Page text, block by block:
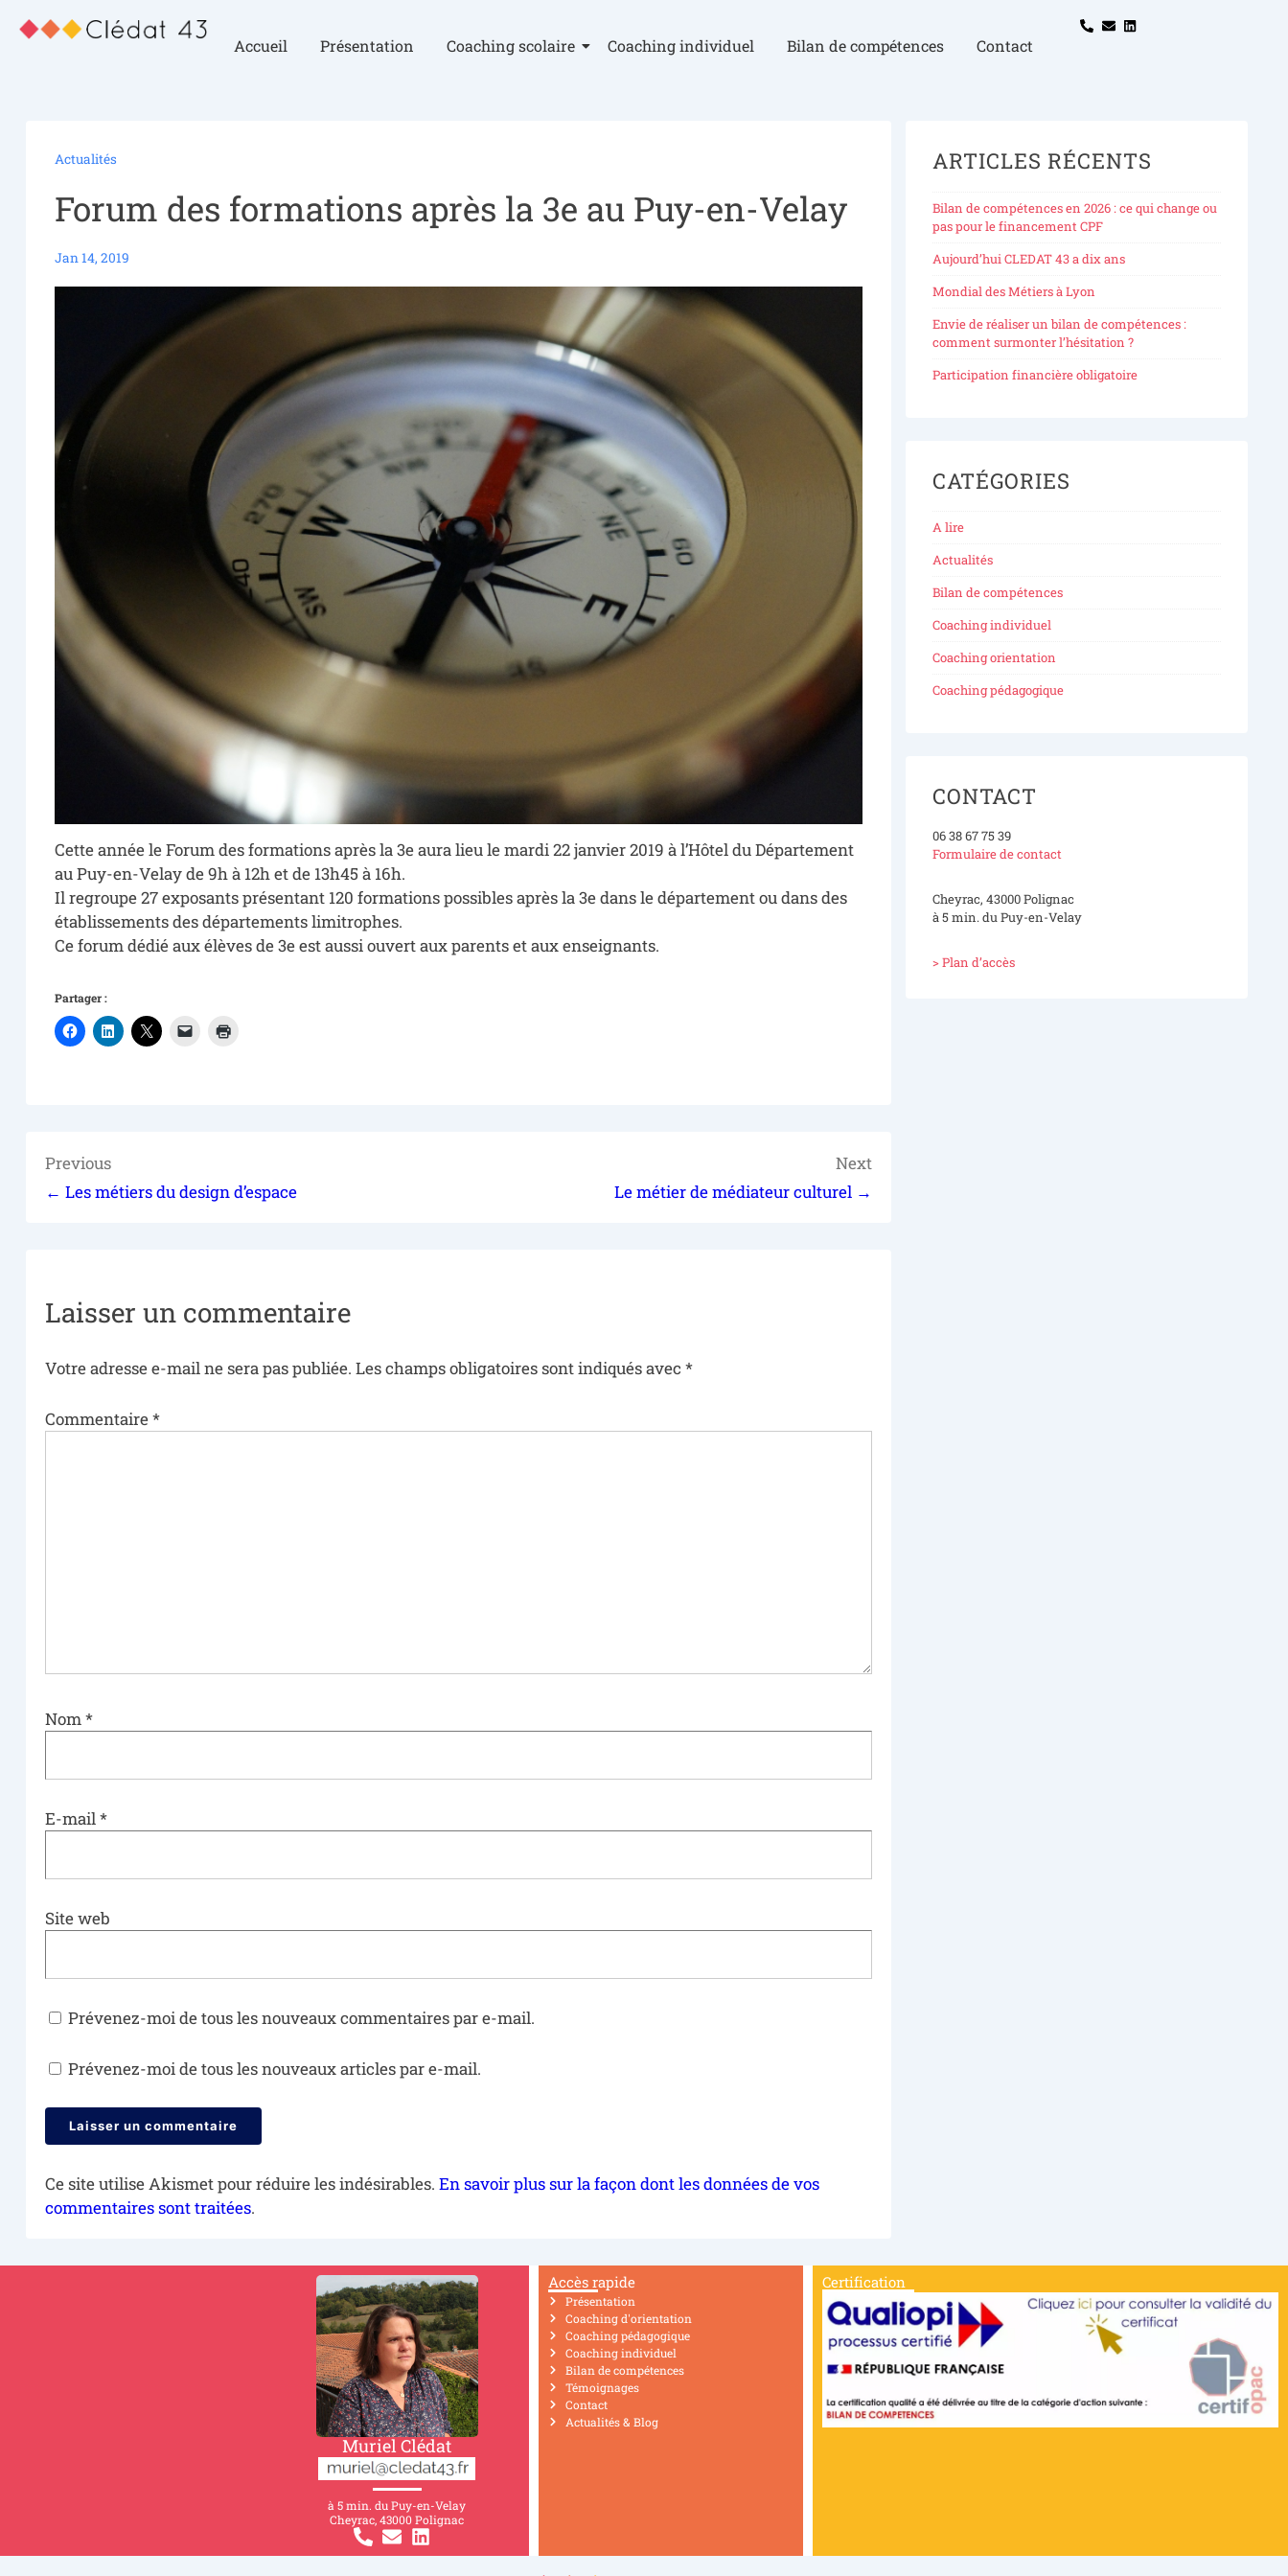
Accueil Présentation Coaching scolaire Coaching individuel Bilan de compétences Contact
Actualités
Forum des formations après la 3e au Puy-en-Velay
Jan 14, 2019
Cette année le Forum des formations après la 3e aura lieu le mardi 22 janvier 2019 à l’Hôtel du Département
au Puy-en-Velay de 9h à 12h et de 13h45 à 16h.
Il regroupe 27 exposants présentant 120 formations possibles après la 3e dans le département ou dans des
établissements des départements limitrophes.
Ce forum dédié aux élèves de 3e est aussi ouvert aux parents et aux enseignants.
Partager :
Previous
← Les métiers du design d’espace
Next
Le métier de médiateur culturel →
Laisser un commentaire
Votre adresse e-mail ne sera pas publiée. Les champs obligatoires sont indiqués avec *
Commentaire*
Nom*
E-mail*
Site web
Prévenez-moi de tous les nouveaux commentaires par e-mail.
Prévenez-moi de tous les nouveaux articles par e-mail.
Ce site utilise Akismet pour réduire les indésirables. En savoir plus sur la façon dont les données de vos
commentaires sont traitées.
ARTICLES RÉCENTS
Bilan de compétences en 2026 : ce qui change ou
pas pour le financement CPF
Aujourd’hui CLEDAT 43 a dix ans
Mondial des Métiers à Lyon
Envie de réaliser un bilan de compétences :
comment surmonter l’hésitation ?
Participation financière obligatoire
CATÉGORIES
A lire
Actualités
Bilan de compétences
Coaching individuel
Coaching orientation
Coaching pédagogique
CONTACT
06 38 67 75 39
Formulaire de contact
Cheyrac, 43000 Polignac
à 5 min. du Puy-en-Velay
> Plan d’accès
Muriel Clédat
à 5 min. du Puy-en-Velay
Cheyrac, 43000 Polignac
Accès rapide
Présentation
Coaching d'orientation
Coaching pédagogique
Coaching individuel
Bilan de compétences
Témoignages
Contact
Actualités & Blog
Certification